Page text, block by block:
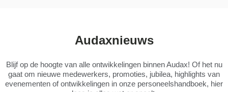
Audaxnieuws
Blijf op de hoogte van alle ontwikkelingen binnen Audax! Of het nu
gaat om nieuwe medewerkers, promoties, jubilea, highlights van
evenementen of ontwikkelingen in onze personeelshandboek, hier